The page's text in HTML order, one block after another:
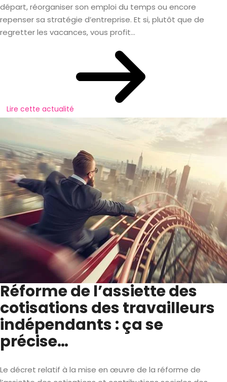
départ, réorganiser son emploi du temps ou encore
repenser sa stratégie d’entreprise. Et si, plutôt que de
regretter les vacances, vous profit...
Lire cette actualité
Réforme de l’assiette des
cotisations des travailleurs
indépendants : ça se
précise…
Le décret relatif à la mise en œuvre de la réforme de